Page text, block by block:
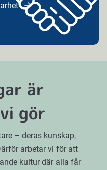
är
gör
– deras kunskap,
arbetar vi för att
kultur där alla får